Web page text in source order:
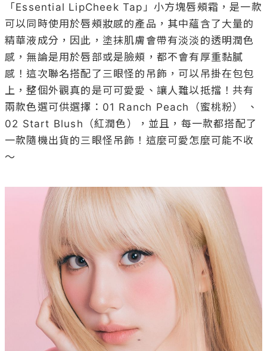
「Essential LipCheek Tap」小方塊唇頰霜，是一款
可以同時使用於唇頰妝感的產品，其中蘊含了大量的
精華液成分，因此，塗抹肌膚會帶有淡淡的透明潤色
感，無論是用於唇部或是臉頰，都不會有厚重黏膩
感！這次聯名搭配了三眼怪的吊飾，可以吊掛在包包
上，整個外觀真的是可可愛愛、讓人難以抵擋！共有
兩款色選可供選擇：01 Ranch Peach（蜜桃粉） 、
02 Start Blush（紅潤色），並且，每一款都搭配了
一款隨機出貨的三眼怪吊飾！這麼可愛怎麼可能不收
～